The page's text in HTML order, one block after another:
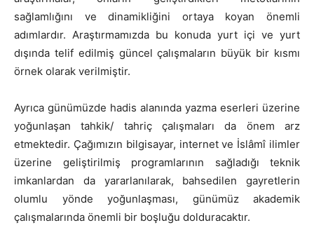
sağlamlığını ve dinamikliğini ortaya koyan önemli
adımlardır. Araştırmamızda bu konuda yurt içi ve yurt
dışında telif edilmiş güncel çalışmaların büyük bir kısmı
örnek olarak verilmiştir.
Ayrıca günümüzde hadis alanında yazma eserleri üzerine
yoğunlaşan tahkik/ tahriç çalışmaları da önem arz
etmektedir. Çağımızın bilgisayar, internet ve İslâmî ilimler
üzerine geliştirilmiş programlarının sağladığı teknik
imkanlardan da yararlanılarak, bahsedilen gayretlerin
olumlu yönde yoğunlaşması, günümüz akademik
çalışmalarında önemli bir boşluğu dolduracaktır.